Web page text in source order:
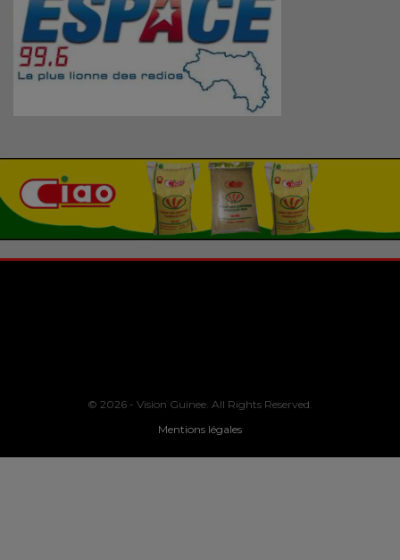
© 2026 - Vision Guinee. All Rights Reserved.
Mentions légales